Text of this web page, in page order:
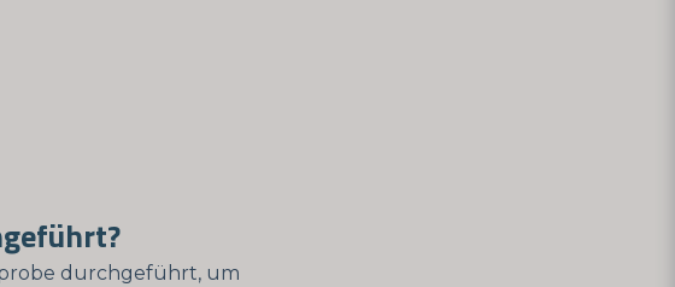
durchgeführt, um